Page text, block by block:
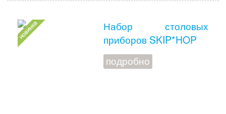
Набор столовых
приборов SKIP*HOP
подробно